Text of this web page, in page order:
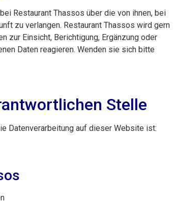
Restaurant Thassos über die von ihnen, bei
zu verlangen. Restaurant Thassos wird gern
zur Einsicht, Berichtigung, Ergänzung oder
Daten reagieren. Wenden sie sich bitte
Stelle
Datenverarbeitung auf dieser Website ist: